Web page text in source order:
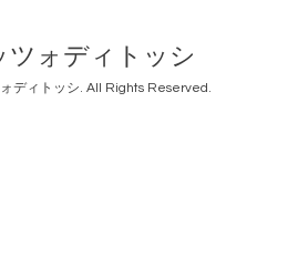
ツォディトッシ
ディトッシ. All Rights Reserved.